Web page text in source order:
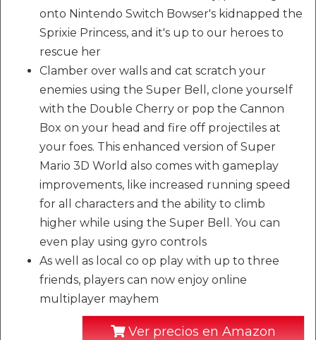
onto Nintendo Switch Bowser's kidnapped the
Sprixie Princess, and it's up to our heroes to
rescue her
Clamber over walls and cat scratch your
enemies using the Super Bell, clone yourself
with the Double Cherry or pop the Cannon
Box on your head and fire off projectiles at
your foes. This enhanced version of Super
Mario 3D World also comes with gameplay
improvements, like increased running speed
for all characters and the ability to climb
higher while using the Super Bell. You can
even play using gyro controls
As well as local co op play with up to three
friends, players can now enjoy online
multiplayer mayhem
Ver precios en Amazon